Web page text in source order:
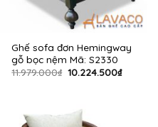
Ghế sofa đơn Hemingway
gỗ bọc nệm Mã: S2330
11.979.000₫ Giá
10.224.500₫Giá